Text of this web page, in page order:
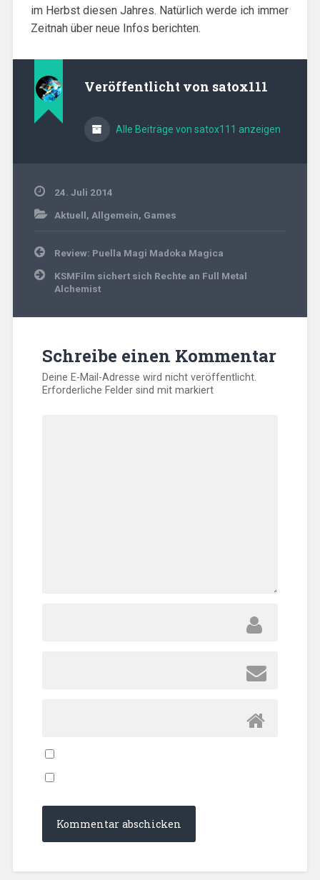
im Herbst diesen Jahres. Natürlich werde ich immer
Zeitnah über neue Infos berichten.
Veröffentlicht von satox111
Alle Beiträge von satox111 anzeigen
24. Juli 2014
Aktuell, Allgemein, Games
Beitragsnavigation
Review: Puella Magi Madoka Magica
KSMFilm sichert sich Rechte an Full Metal
Alchemist
Schreibe einen Kommentar
Deine E-Mail-Adresse wird nicht veröffentlicht.
Erforderliche Felder sind mitmarkiert